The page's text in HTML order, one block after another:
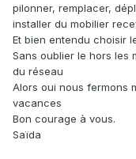
pilonner, remplacer,
installer du mobilier
Et bien entendu choisir
Sans oublier le hors les
du réseau
Alors oui nous fermons
vacances
Bon courage à vous.
Saïda